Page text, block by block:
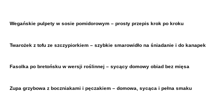
Wegańskie pulpety w sosie pomidorowym – prosty przepis krok po kroku
Twarożek z tofu ze szczypiorkiem – szybkie smarowidło na śniadanie i do kanapek
Fasolka po bretońsku w wersji roślinnej – sycący domowy obiad bez mięsa
Zupa grzybowa z boczniakami i pęczakiem – domowa, sycąca i pełna smaku